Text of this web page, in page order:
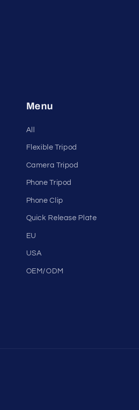
Menu
All
Flexible Tripod
Camera Tripod
Phone Tripod
Phone Clip
Quick Release Plate
EU
USA
OEM/ODM